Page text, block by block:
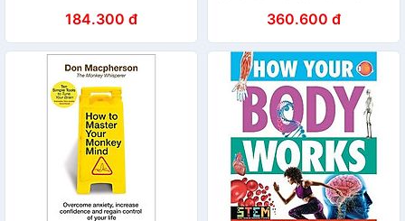
184.300 đ 360.600 đ